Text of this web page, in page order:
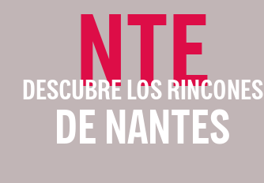
NTE
DESCUBRE LOS RINCONES
DE NANTES